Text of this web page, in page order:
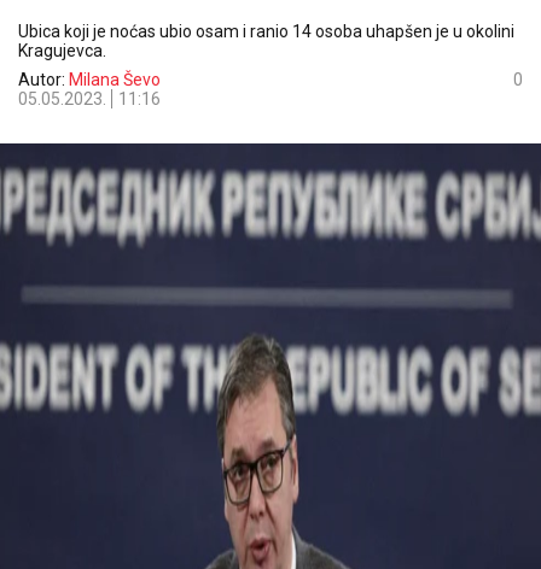
Ubica koji je noćas ubio osam i ranio 14 osoba uhapšen je u okolini
Kragujevca.
Autor: Milana Ševo
05.05.2023.
11:16
0